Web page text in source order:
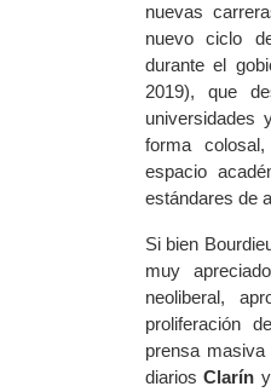
nuevas
nuevo ciclo
durante el
2019), que
universidades
forma
espacio
estándares de
Si bien
muy
neoliberal,
proliferación
prensa
diariosClarín y